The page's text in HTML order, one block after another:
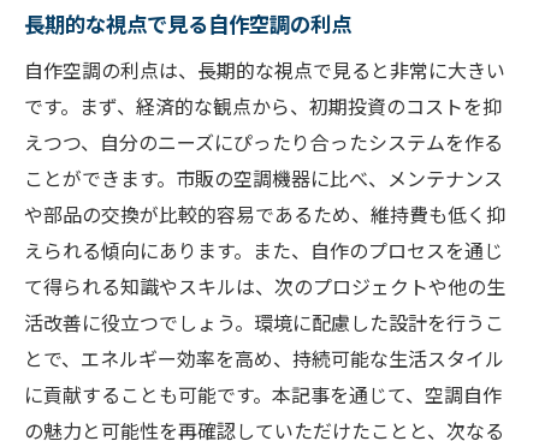
長期的な視点で見る自作空調の利点
自作空調の利点は、長期的な視点で見ると非常に大きい
です。まず、経済的な観点から、初期投資のコストを抑
えつつ、自分のニーズにぴったり合ったシステムを作る
ことができます。市販の空調機器に比べ、メンテナンス
や部品の交換が比較的容易であるため、維持費も低く抑
えられる傾向にあります。また、自作のプロセスを通じ
て得られる知識やスキルは、次のプロジェクトや他の生
活改善に役立つでしょう。環境に配慮した設計を行うこ
とで、エネルギー効率を高め、持続可能な生活スタイル
に貢献することも可能です。本記事を通じて、空調自作
の魅力と可能性を再確認していただけたことと、次なる